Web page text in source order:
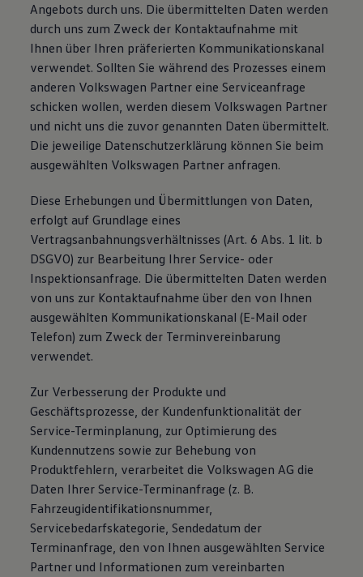
Angebots durch uns. Die übermittelten Daten werden
durch uns zum Zweck der Kontaktaufnahme mit
Ihnen über Ihren präferierten Kommunikationskanal
verwendet. Sollten Sie während des Prozesses einem
anderen Volkswagen Partner eine Serviceanfrage
schicken wollen, werden diesem Volkswagen Partner
und nicht uns die zuvor genannten Daten übermittelt.
Die jeweilige Datenschutzerklärung können Sie beim
ausgewählten Volkswagen Partner anfragen.
Diese Erhebungen und Übermittlungen von Daten,
erfolgt auf Grundlage eines
Vertragsanbahnungsverhältnisses (Art. 6 Abs. 1 lit. b
DSGVO) zur Bearbeitung Ihrer Service- oder
Inspektionsanfrage. Die übermittelten Daten werden
von uns zur Kontaktaufnahme über den von Ihnen
ausgewählten Kommunikationskanal (E-Mail oder
Telefon) zum Zweck der Terminvereinbarung
verwendet.
Zur Verbesserung der Produkte und
Geschäftsprozesse, der Kundenfunktionalität der
Service-Terminplanung, zur Optimierung des
Kundennutzens sowie zur Behebung von
Produktfehlern, verarbeitet die Volkswagen AG die
Daten Ihrer Service-Terminanfrage (z. B.
Fahrzeugidentifikationsnummer,
Servicebedarfskategorie, Sendedatum der
Terminanfrage, den von Ihnen ausgewählten Service
Partner und Informationen zum vereinbarten